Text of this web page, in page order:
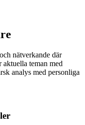
nätverkande där
teman med
analys med personliga